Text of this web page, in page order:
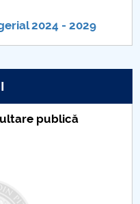
2024 - 2029
publică